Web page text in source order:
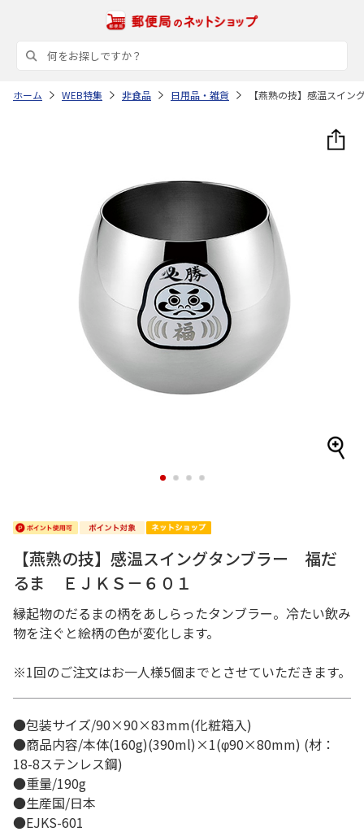
ホーム WEB特集 非食品 日用品・雑貨 【燕熟の技】感温スイ
1 2 3 4
【燕熟の技】感温スイングタンブラー 福だ
るま ＥＪＫＳ－６０１
縁起物のだるまの柄をあしらったタンブラー。冷たい飲み
物を注ぐと絵柄の色が変化します。
※1回のご注文はお一人様5個までとさせていただきます。
●包装サイズ/90×90×83mm(化粧箱入)
●商品内容/本体(160g)(390ml)×1(φ90×80mm) (材：
18-8ステンレス鋼)
●重量/190g
●生産国/日本
●EJKS-601